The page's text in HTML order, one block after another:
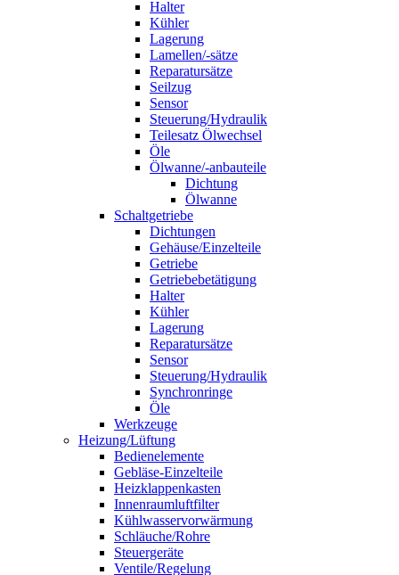
Halter
Kühler
Lagerung
Lamellen/-sätze
Reparatursätze
Seilzug
Sensor
Steuerung/Hydraulik
Teilesatz Ölwechsel
Öle
Ölwanne/-anbauteile
Dichtung
Ölwanne
Schaltgetriebe
Dichtungen
Gehäuse/Einzelteile
Getriebe
Getriebebetätigung
Halter
Kühler
Lagerung
Reparatursätze
Sensor
Steuerung/Hydraulik
Synchronringe
Öle
Werkzeuge
Heizung/Lüftung
Bedienelemente
Gebläse-Einzelteile
Heizklappenkasten
Innenraumluftfilter
Kühlwasservorwärmung
Schläuche/Rohre
Steuergeräte
Ventile/Regelung